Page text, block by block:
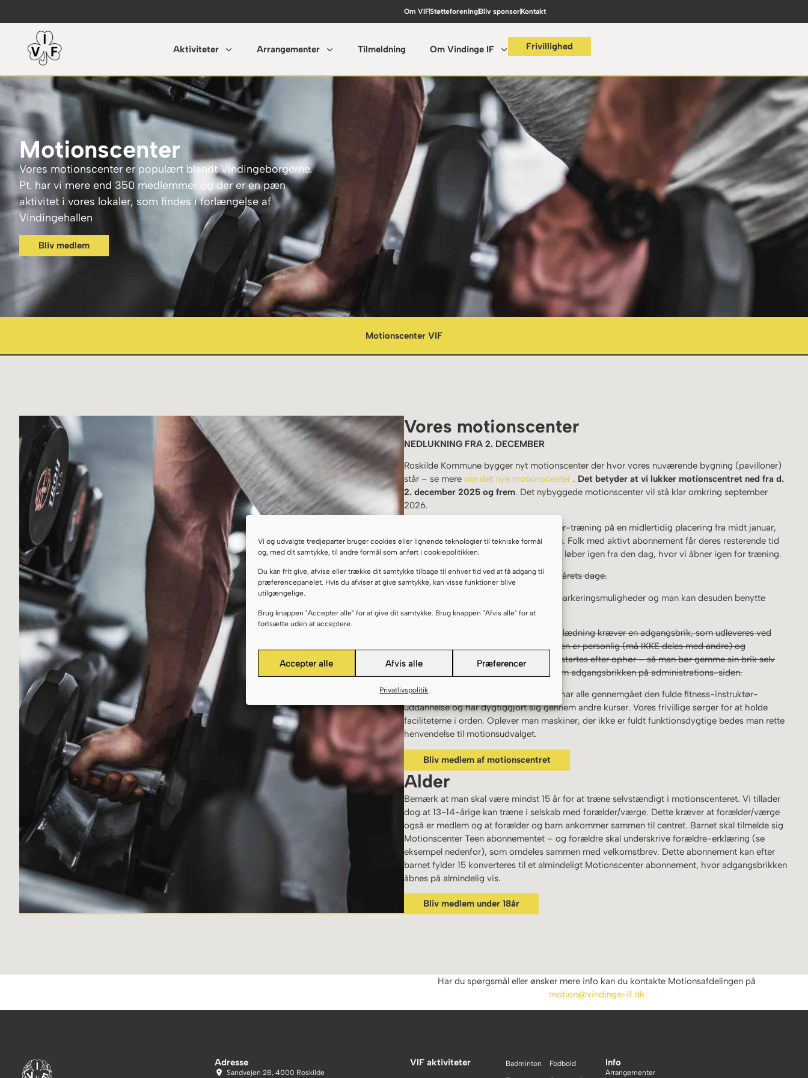
Vi og udvalgte tredjeparter bruger cookies eller lignende teknologier til tekniske formål
og, med dit samtykke, til andre formål som anført i cookiepolitikken.
Du kan frit give, afvise eller trække dit samtykke tilbage til enhver tid ved at få adgang til
præferencepanelet. Hvis du afviser at give samtykke, kan visse funktioner blive
utilgængelige.
Brug knappen "Accepter alle" for at give dit samtykke. Brug knappen "Afvis alle" for at
fortsætte uden at acceptere.
Accepter alle Afvis alle Præferencer
Privatlivspolitik
Om VIFStøtteforeningBliv sponsorKontakt
Aktiviteter Arrangementer Tilmeldning Om Vindinge IF Frivillighed
Motionscenter
Vores motionscenter er populært blandt Vindingeborgerne.
Pt. har vi mere end 350 medlemmer og der er en pæn
aktivitet i vores lokaler, som findes i forlængelse af
Vindingehallen
Bliv medlem
Motionscenter VIF
Vores motionscenter
NEDLUKNING FRA 2. DECEMBER
Roskilde Kommune bygger nyt motionscenter der hvor vores nuværende bygning (pavilloner)
står – se mere om det nye motionscenter . Det betyder at vi lukker motionscentret ned fra d.
2. december 2025 og frem. Det nybyggede motionscenter vil stå klar omkring september
2026.
Vi håber at kunne tilbyde motionscenter-træning på en midlertidig placering fra midt januar,
men alle detaljer er ikke på plads endnu. Folk med aktivt abonnement får deres resterende tid
“frosset fast”, således at abonnementet løber igen fra den dag, hvor vi åbner igen for træning.
Åbningstiderne er 5:00 – 23:00 på alle årets dage.
Placeringen ved hallen giver optimale parkeringsmuligheder og man kan desuden benytte
omklædningsfaciliteterne.
Adgang til både motionscenter og omklædning kræver en adgangsbrik, som udleveres ved
abonnementsoprettelse. Adgangsbrikken er personlig (må IKKE deles med andre) og
genaktiveres, hvis medlemsskabet genstartes efter ophør – så man bør gemme sin brik selv
når abonnementet udløber – se mere om adgangsbrikken på administrations-siden.
Vores instruktører i motionsafdelingen har alle gennemgået den fulde fitness-instruktør-
uddannelse og har dygtiggjort sig gennem andre kurser. Vores frivillige sørger for at holde
faciliteterne i orden. Oplever man maskiner, der ikke er fuldt funktionsdygtige bedes man rette
henvendelse til motionsudvalget.
Bliv medlem af motionscentret
Alder
Bemærk at man skal være mindst 15 år for at træne selvstændigt i motionscenteret. Vi tillader
dog at 13-14-årige kan træne i selskab med forælder/værge. Dette kræver at forælder/værge
også er medlem og at forælder og barn ankommer sammen til centret. Barnet skal tilmelde sig
Motionscenter Teen abonnementet – og forældre skal underskrive forældre-erklæring (se
eksempel nedenfor), som omdeles sammen med velkomstbrev. Dette abonnement kan efter
barnet fylder 15 konverteres til et almindeligt Motionscenter abonnement, hvor adgangsbrikken
åbnes på almindelig vis.
Bliv medlem under 18år
Har du spørgsmål eller ønsker mere info kan du kontakte Motionsafdelingen på
motion@vindinge-if.dk
Adresse
Sandvejen 28, 4000 Roskilde
VIF aktiviteter
Badminton
Fodbold
Info
Arrangementer